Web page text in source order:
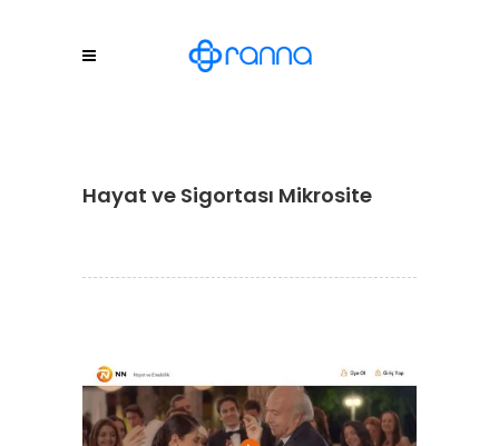
Hayat ve Sigortası Mikrosite